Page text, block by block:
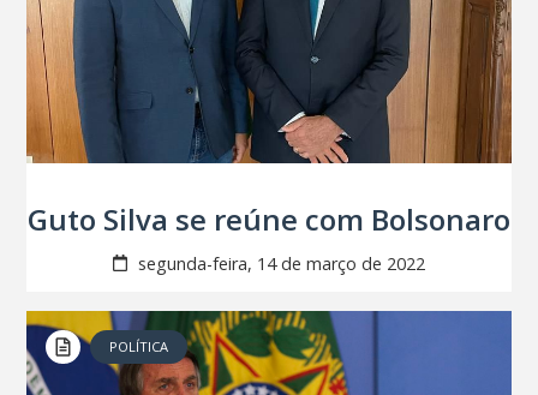
Guto Silva se reúne com Bolsonaro
segunda-feira, 14 de março de 2022
POLÍTICA